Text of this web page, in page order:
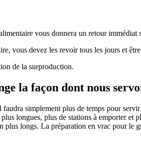
vous donnera un retour
vous devez les revoir tous les jours et
de la surproduction.
la façon dont nous
simplement plus de temps pour
longues, plus de stations à emporter
longs. La préparation en vrac pour